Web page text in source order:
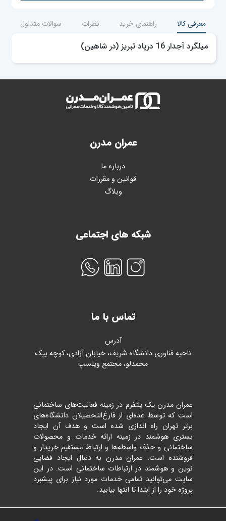
معرفی کالا راهنمای خرید نظرات سوالات متداول
میلگرد آجدار 16 درپاد تبریز (در شاهین)
عمران مدرن
درباره ما
قوانین و مقررات
وبلاگ
شبکه های اجتماعی
تماس با ما
آدرس
ناحیه فناوری دانشگاه شریف، خیابان آزادی، کوچه بیک
محمدلو، مجتمع ویلسپ
عمران مدرن یک پلتفرم در زمینه فعالیت‌های ساختمانی
است که توسط عده‌ای از فارغ‌التحصیلان دانشگاه‌های
برتر تهران راه اندازی شده است و هدف آن ایجاد
بستری هوشمند در زمینه ارائه خدمات و محصولات
ساختمانی و حذف واسطه‌ها و ارتباط مستقیم خریدار و
فروشنده است. عمران مدرن به دنبال ایجاد فضایی
نوین و هوشمند در ارتباطات ساختمانی است. در این
سایت می‌توانید تمامی خدمات مورد نیاز برای پیشبرد
پروژه خود را از ابتدا تا انتها بیابید.